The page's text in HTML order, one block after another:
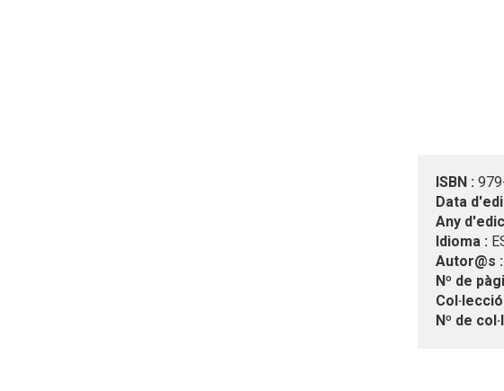
ISBN :
Data
Any
Idioma :
Autor@s :
Nº de
Nº de